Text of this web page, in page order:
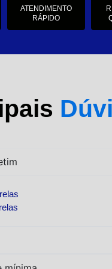
ATENDIMENTO
RÁPIDO